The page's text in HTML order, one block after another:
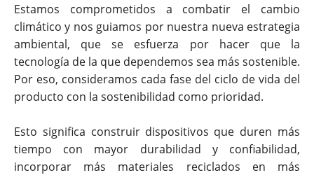
Estamos comprometidos a combatir el cambio
climático y nos guiamos por nuestra nueva estrategia
ambiental, que se esfuerza por hacer que la
tecnología de la que dependemos sea más sostenible.
Por eso, consideramos cada fase del ciclo de vida del
producto con la sostenibilidad como prioridad.
Esto significa construir dispositivos que duren más
tiempo con mayor durabilidad y confiabilidad,
incorporar más materiales reciclados en más